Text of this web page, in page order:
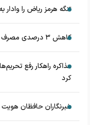
تنگه هرمز ریاض را
کاهش ۳ درصدی مصرف برق برای دومین سال متوالی
مذاکره راهکار رفع
کرد
خبرنگاران حافظان